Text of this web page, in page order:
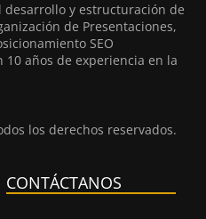
y estructuración de
de Presentaciones,
SEO
10 años de experiencia en la
los derechos reservados.
CONTÁCTANOS